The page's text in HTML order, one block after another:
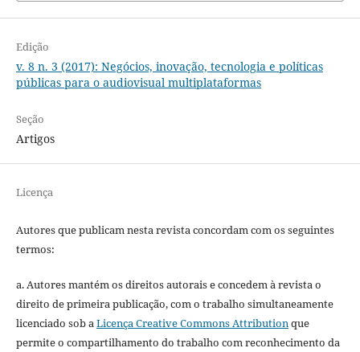
Edição
v. 8 n. 3 (2017): Negócios, inovação, tecnologia e políticas
públicas para o audiovisual multiplataformas
Seção
Artigos
Licença
Autores que publicam nesta revista concordam com os seguintes
termos:
a. Autores mantém os direitos autorais e concedem à revista o
direito de primeira publicação, com o trabalho simultaneamente
licenciado sob aLicença Creative Commons Attributionque
permite o compartilhamento do trabalho com reconhecimento da